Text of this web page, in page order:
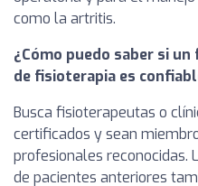
como la artritis.
¿Cómo puedo saber si
de fisioterapia es
Busca fisioterapeutas o
certificados y sean
profesionales reconocidas.
de pacientes anteriores